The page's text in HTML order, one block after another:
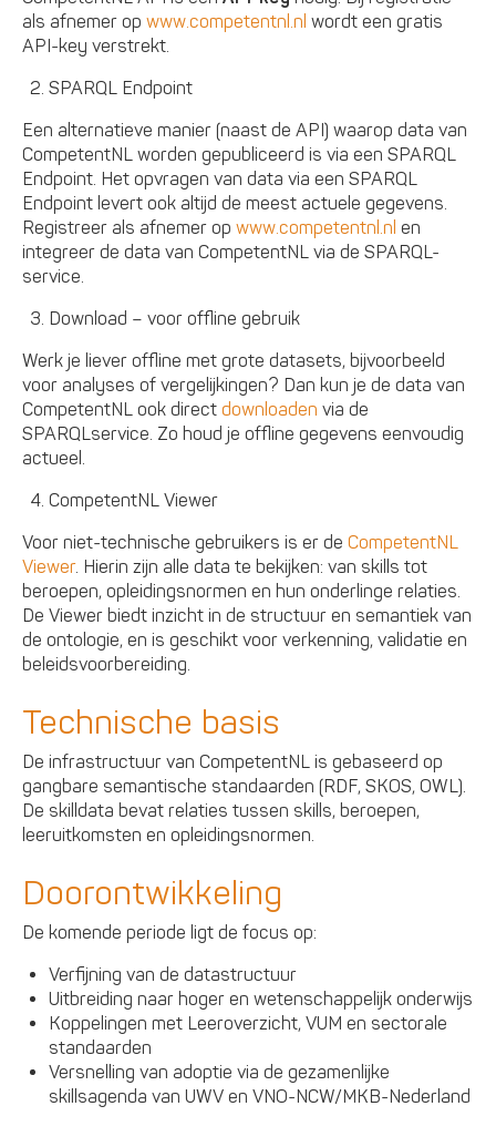
als afnemer opwww.competentnl.nl wordt een gratis
API-key verstrekt.
SPARQL Endpoint
Een alternatieve manier (naast de API) waarop data van
CompetentNL worden gepubliceerd is via een SPARQL
Endpoint. Het opvragen van data via een SPARQL
Endpoint levert ook altijd de meest actuele gegevens.
Registreer als afnemer opwww.competentnl.nl en
integreer de data van CompetentNL via de SPARQL-
service.
Download – voor offline gebruik
Werk je liever offline met grote datasets, bijvoorbeeld
voor analyses of vergelijkingen? Dan kun je de data van
CompetentNL ook directdownloaden via de
SPARQLservice. Zo houd je offline gegevens eenvoudig
actueel.
CompetentNL Viewer
Voor niet-technische gebruikers is er deCompetentNL
Viewer. Hierin zijn alle data te bekijken: van skills tot
beroepen, opleidingsnormen en hun onderlinge relaties.
De Viewer biedt inzicht in de structuur en semantiek van
de ontologie, en is geschikt voor verkenning, validatie en
beleidsvoorbereiding.
Technische basis
De infrastructuur van CompetentNL is gebaseerd op
gangbare semantische standaarden (RDF, SKOS, OWL).
De skilldata bevat relaties tussen skills, beroepen,
leeruitkomsten en opleidingsnormen.
Doorontwikkeling
De komende periode ligt de focus op:
Verfijning van de datastructuur
Uitbreiding naar hoger en wetenschappelijk onderwijs
Koppelingen met Leeroverzicht, VUM en sectorale
standaarden
Versnelling van adoptie via de gezamenlijke
skillsagenda van UWV en VNO-NCW/MKB-Nederland